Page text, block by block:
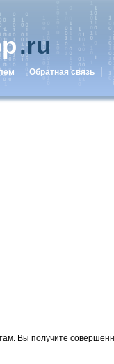
.ru
Обратная связь
Вы получите